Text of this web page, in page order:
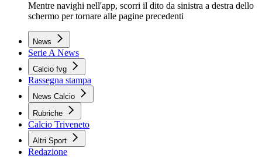
Mentre navighi nell'app, scorri il dito da sinistra a destra dello
schermo per tornare alle pagine precedenti
News
Serie A News
Calcio fvg
Rassegna stampa
News Calcio
Rubriche
Calcio Triveneto
Altri Sport
Redazione